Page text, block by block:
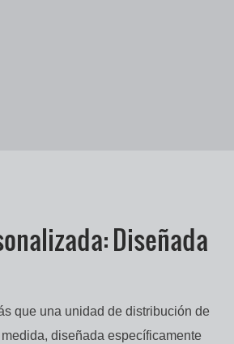
Diseñada
que una unidad de distribución de
diseñada específicamente